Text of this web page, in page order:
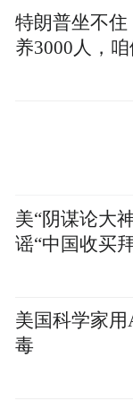
特朗普坐不
养3000人，
美“阴谋论大
谣“中国收买
美国科学家
毒